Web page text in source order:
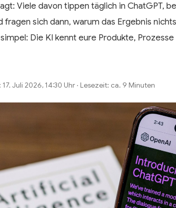
Viele davon tippen täglich in ChatGPT,
fragen sich dann, warum das Ergebnis
Die KI kennt eure Produkte,
Juli 2026, 14:30 Uhr · Lesezeit: ca. 9 Minuten